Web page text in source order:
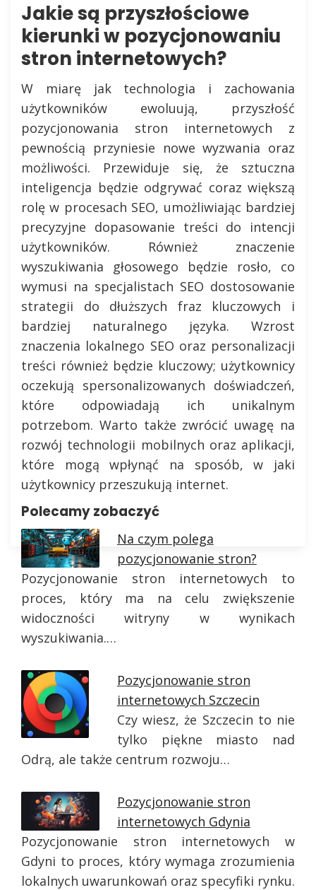
Jakie są przyszłościowe
kierunki w pozycjonowaniu
stron internetowych?
W miarę jak technologia i zachowania
użytkowników ewoluują, przyszłość
pozycjonowania stron internetowych z
pewnością przyniesie nowe wyzwania oraz
możliwości. Przewiduje się, że sztuczna
inteligencja będzie odgrywać coraz większą
rolę w procesach SEO, umożliwiając bardziej
precyzyjne dopasowanie treści do intencji
użytkowników. Również znaczenie
wyszukiwania głosowego będzie rosło, co
wymusi na specjalistach SEO dostosowanie
strategii do dłuższych fraz kluczowych i
bardziej naturalnego języka. Wzrost
znaczenia lokalnego SEO oraz personalizacji
treści również będzie kluczowy; użytkownicy
oczekują spersonalizowanych doświadczeń,
które odpowiadają ich unikalnym
potrzebom. Warto także zwrócić uwagę na
rozwój technologii mobilnych oraz aplikacji,
które mogą wpłynąć na sposób, w jaki
użytkownicy przeszukują internet.
Polecamy zobaczyć
Na czym polega
pozycjonowanie stron?
Pozycjonowanie stron internetowych to
proces, który ma na celu zwiększenie
widoczności witryny w wynikach
wyszukiwania.…
Pozycjonowanie stron
internetowych Szczecin
Czy wiesz, że Szczecin to nie
tylko piękne miasto nad
Odrą, ale także centrum rozwoju…
Pozycjonowanie stron
internetowych Gdynia
Pozycjonowanie stron internetowych w
Gdyni to proces, który wymaga zrozumienia
lokalnych uwarunkowań oraz specyfiki rynku.